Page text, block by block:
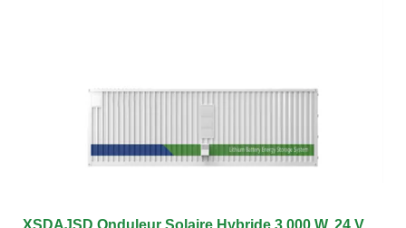
XSDAJSD Onduleur Solaire Hybride 3 000 W, 24 V